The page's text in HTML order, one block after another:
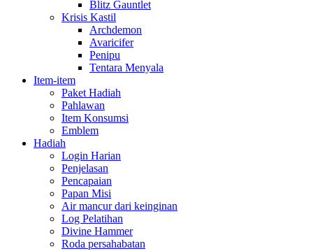
Blitz Gauntlet
Krisis Kastil
Archdemon
Avaricifer
Penipu
Tentara Menyala
Item-item
Paket Hadiah
Pahlawan
Item Konsumsi
Emblem
Hadiah
Login Harian
Penjelasan
Pencapaian
Papan Misi
Air mancur dari keinginan
Log Pelatihan
Divine Hammer
Roda persahabatan